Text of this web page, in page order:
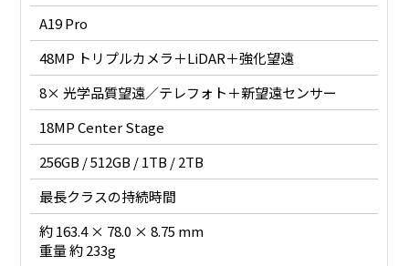
A19 Pro
48MP トリプルカメラ＋LiDAR＋強化望遠
8× 光学品質望遠／テレフォト＋新望遠センサー
18MP Center Stage
256GB / 512GB / 1TB / 2TB
最長クラスの持続時間
約 163.4 × 78.0 × 8.75 mm
重量 約 233g